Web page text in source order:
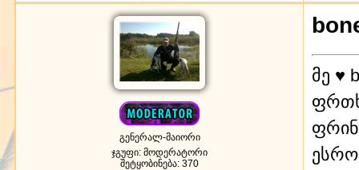
გენერალ-მაიორი
ჯგუფი: მოდერატორი
შეტყობინება: 370
მე ♥